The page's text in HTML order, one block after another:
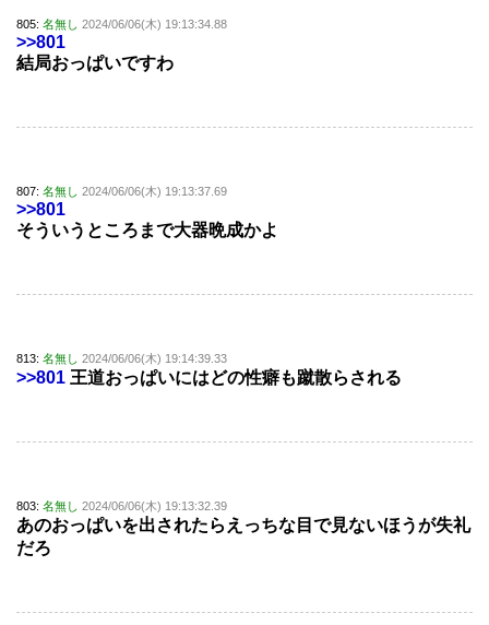
805: 名無し 2024/06/06(木) 19:13:34.88
>>801
結局おっぱいですわ
807: 名無し 2024/06/06(木) 19:13:37.69
>>801
そういうところまで大器晩成かよ
813: 名無し 2024/06/06(木) 19:14:39.33
>>801 王道おっぱいにはどの性癖も蹴散らされる
803: 名無し 2024/06/06(木) 19:13:32.39
あのおっぱいを出されたらえっちな目で見ないほうが失礼
だろ